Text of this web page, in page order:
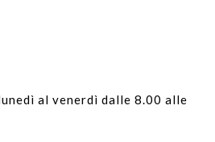
al venerdì dalle 8.00 alle